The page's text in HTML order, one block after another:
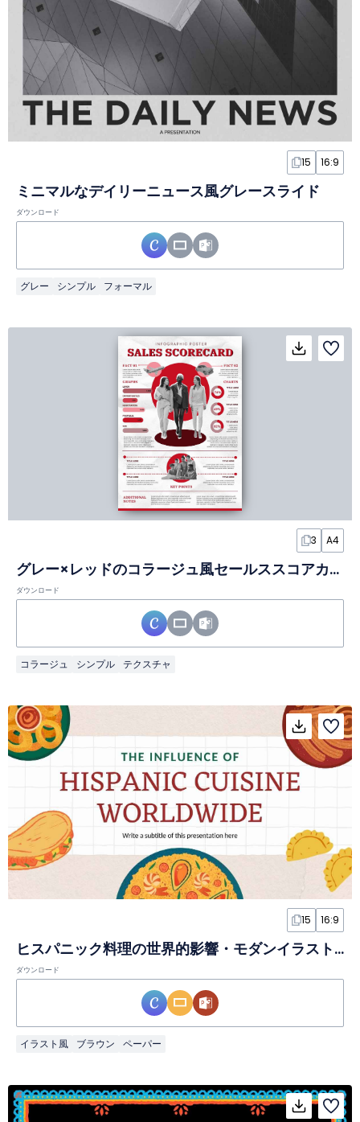
15 16:9
ミニマルなデイリーニュース風グレースライド
ダウンロード
グレー シンプル フォーマル
3 A4
グレー×レッドのコラージュ風セールススコアカードインフォグラフィック
ダウンロード
コラージュ シンプル テクスチャ
15 16:9
ヒスパニック料理の世界的影響・モダンイラストスライド
ダウンロード
イラスト風 ブラウン ペーパー